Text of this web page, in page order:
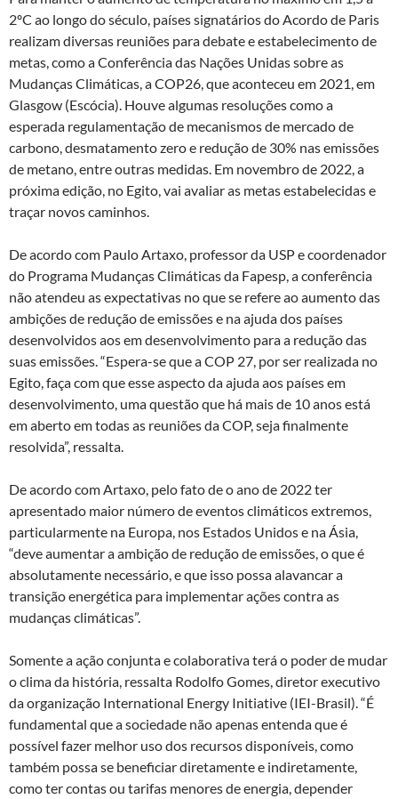
2ºC ao longo do século, países signatários do Acordo de Paris
realizam diversas reuniões para debate e estabelecimento de
metas, como a Conferência das Nações Unidas sobre as
Mudanças Climáticas, a COP26, que aconteceu em 2021, em
Glasgow (Escócia). Houve algumas resoluções como a
esperada regulamentação de mecanismos de mercado de
carbono, desmatamento zero e redução de 30% nas emissões
de metano, entre outras medidas. Em novembro de 2022, a
próxima edição, no Egito, vai avaliar as metas estabelecidas e
traçar novos caminhos.
De acordo com Paulo Artaxo, professor da USP e coordenador
do Programa Mudanças Climáticas da Fapesp, a conferência
não atendeu as expectativas no que se refere ao aumento das
ambições de redução de emissões e na ajuda dos países
desenvolvidos aos em desenvolvimento para a redução das
suas emissões. “Espera-se que a COP 27, por ser realizada no
Egito, faça com que esse aspecto da ajuda aos países em
desenvolvimento, uma questão que há mais de 10 anos está
em aberto em todas as reuniões da COP, seja finalmente
resolvida”, ressalta.
De acordo com Artaxo, pelo fato de o ano de 2022 ter
apresentado maior número de eventos climáticos extremos,
particularmente na Europa, nos Estados Unidos e na Ásia,
“deve aumentar a ambição de redução de emissões, o que é
absolutamente necessário, e que isso possa alavancar a
transição energética para implementar ações contra as
mudanças climáticas”.
Somente a ação conjunta e colaborativa terá o poder de mudar
o clima da história, ressalta Rodolfo Gomes, diretor executivo
da organização International Energy Initiative (IEI-Brasil). “É
fundamental que a sociedade não apenas entenda que é
possível fazer melhor uso dos recursos disponíveis, como
também possa se beneficiar diretamente e indiretamente,
como ter contas ou tarifas menores de energia, depender